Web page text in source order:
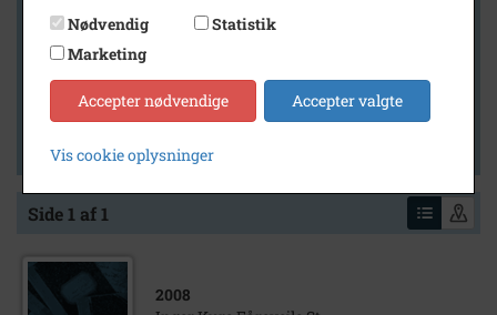
Vis kun med billeder
Vis kun med filmklip
Vis kun med lydklip
Vis kun med kilder
Vis kun med geo-tag
Side 1 af 1
2008
Nødvendig
Statistik
Marketing
Accepter nødvendige Accepter valgte
Vis cookie oplysninger